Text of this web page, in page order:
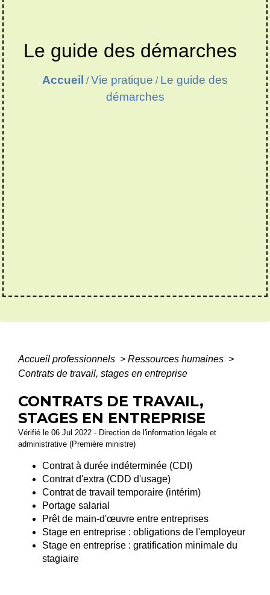
Le guide des démarches
Accueil /Vie pratique / Le guide des
démarches
Accueil professionnels > Ressources humaines >
Contrats de travail, stages en entreprise
CONTRATS DE TRAVAIL,
STAGES EN ENTREPRISE
Vérifié le 06 Jul 2022 - Direction de l'information légale et
administrative (Première ministre)
Contrat à durée indéterminée (CDI)
Contrat d'extra (CDD d'usage)
Contrat de travail temporaire (intérim)
Portage salarial
Prêt de main-d'œuvre entre entreprises
Stage en entreprise : obligations de l'employeur
Stage en entreprise : gratification minimale du
stagiaire